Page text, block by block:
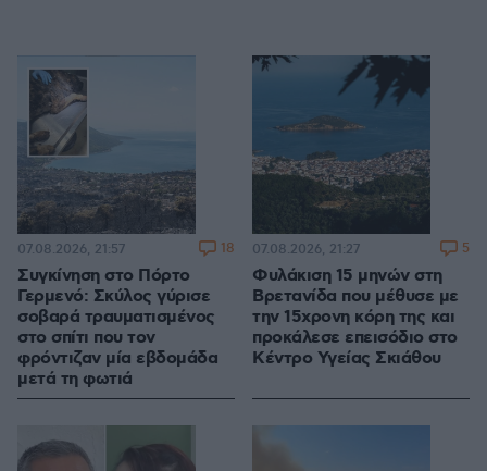
Συγκίνηση στο Πόρτο
Γερμενό: Σκύλος γύρισε
σοβαρά τραυματισμένος
στο σπίτι που τον
φρόντιζαν μία εβδομάδα
μετά τη φωτιά
07.08.2026, 21:57 18
Φυλάκιση 15 μηνών στη
Βρετανίδα που μέθυσε με
την 15χρονη κόρη της και
προκάλεσε επεισόδιο στο
Κέντρο Υγείας Σκιάθου
07.08.2026, 21:27 5